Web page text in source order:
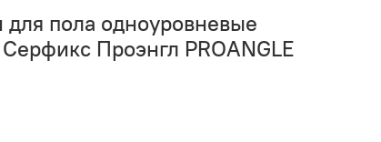
пола одноуровневые
Проэнгл PROANGLE